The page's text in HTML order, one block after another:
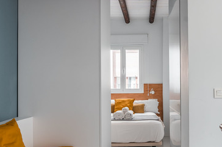
Peso mexicano